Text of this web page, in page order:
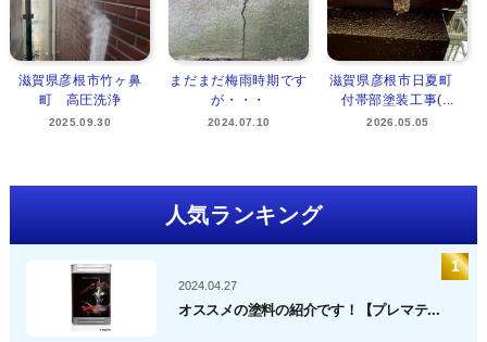
滋賀県彦根市竹ヶ鼻
町 高圧洗浄
2025.09.30
まだまだ梅雨時期です
が・・・
2024.07.10
滋賀県彦根市日夏町
付帯部塗装工事(...
2026.05.05
人気ランキング
2024.04.27
オススメの塗料の紹介です！【プレマテ...